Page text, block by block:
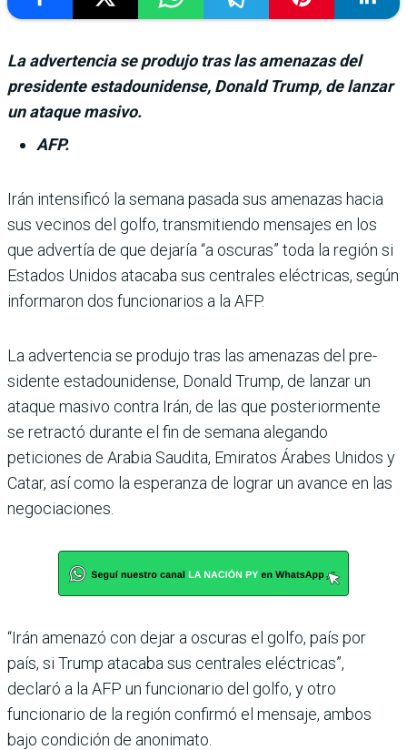
La advertencia se produjo tras las amenazas del
presidente estadounidense, Donald Trump, de lanzar
un ataque masivo.
AFP.
Irán intensificó la semana pasada sus amenazas hacia
sus vecinos del golfo, transmitiendo mensa­jes en los
que advertía de que dejaría “a oscuras” toda la región si
Estados Unidos ata­caba sus centrales eléctricas, según
informaron dos funcio­narios a la AFP.
La advertencia se produjo tras las amenazas del pre­
sidente estadounidense, Donald Trump, de lanzar un
ataque masivo contra Irán, de las que posteriormente
se retractó durante el fin de semana alegando
peticiones de Arabia Saudita, Emiratos Árabes Unidos y
Catar, así como la esperanza de lograr un avance en las
negociacio­nes.
“Irán amenazó con dejar a oscuras el golfo, país por
país, si Trump atacaba sus centrales eléctricas”,
declaró a la AFP un funcionario del golfo, y otro
funcionario de la región confirmó el men­saje, ambos
bajo condición de anonimato.